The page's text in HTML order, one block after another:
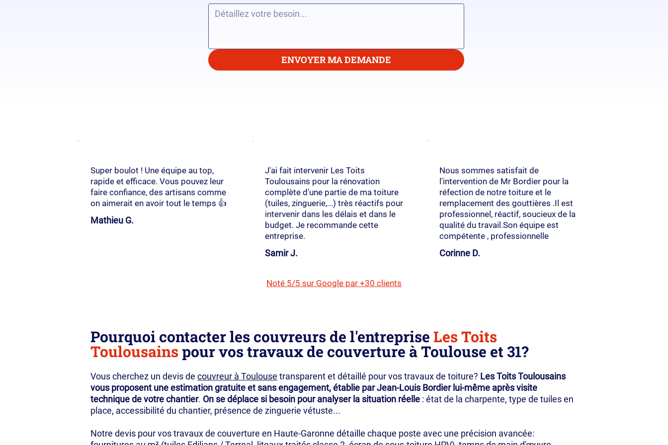
ENVOYER MA DEMANDE
Super boulot ! Une équipe au top,
rapide et efficace. Vous pouvez leur
faire confiance, des artisans comme
on aimerait en avoir tout le temps 👍
Mathieu G.
J'ai fait intervenir Les Toits
Toulousains pour la rénovation
complète d'une partie de ma toiture
(tuiles, zinguerie,...) très réactifs pour
intervenir dans les délais et dans le
budget. Je recommande cette
entreprise.
Samir J.
Nous sommes satisfait de
l'intervention de Mr Bordier pour la
réfection de notre toiture et le
remplacement des gouttières .Il est
professionnel, réactif, soucieux de la
qualité du travail.Son équipe est
compétente , professionnelle
Corinne D.
Noté 5/5 sur Google par +30 clients
Pourquoi contacter les couvreurs de l'entreprise Les Toits
Toulousainspour vos travaux de couverture à Toulouse et 31?
Vous cherchez un devis de couvreur à Toulouse transparent et détaillé pour vos travaux de toiture? Les Toits Toulousains
vous proposent une estimation gratuite et sans engagement, établie par Jean-Louis Bordier lui-même après visite
technique de votre chantier. On se déplace si besoin pour analyser la situation réelle : état de la charpente, type de tuiles en
place, accessibilité du chantier, présence de zinguerie vétuste...
Notre devis pour vos travaux de couverture en Haute-Garonne détaille chaque poste avec une précision avancée: